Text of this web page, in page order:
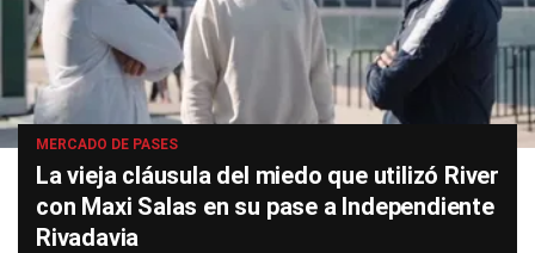
MERCADO DE PASES
La vieja cláusula del miedo que utilizó River
con Maxi Salas en su pase a Independiente
Rivadavia